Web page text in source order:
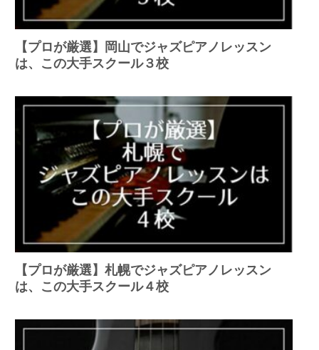
【プロが厳選】岡山でジャズピアノレッスン
は、この大手スクール３校
【プロが厳選】札幌でジャズピアノレッスン
は、この大手スクール４校